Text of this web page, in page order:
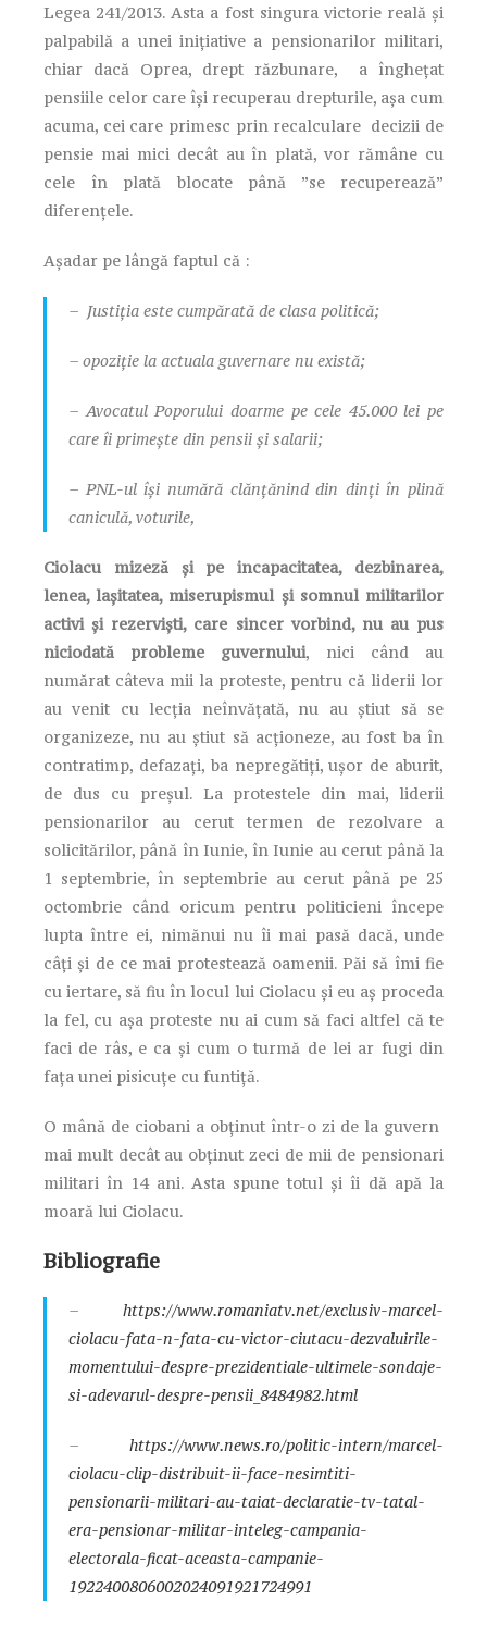
Legea 241/2013. Asta a fost singura victorie reală și
palpabilă a unei inițiative a pensionarilor militari,
chiar dacă Oprea, drept răzbunare, a înghețat
pensiile celor care își recuperau drepturile, așa cum
acuma, cei care primesc prin recalculare decizii de
pensie mai mici decât au în plată, vor rămâne cu
cele în plată blocate până ”se recuperează”
diferențele.
Așadar pe lângă faptul că :
– Justiția este cumpărată de clasa politică;
– opoziție la actuala guvernare nu există;
– Avocatul Poporului doarme pe cele 45.000 lei pe
care îi primește din pensii și salarii;
– PNL-ul își numără clănțănind din dinți în plină
caniculă, voturile,
Ciolacu mizeză și pe incapacitatea, dezbinarea,
lenea, lașitatea, miserupismul și somnul militarilor
activi și rezerviști, care sincer vorbind, nu au pus
niciodată probleme guvernului, nici când au
numărat câteva mii la proteste, pentru că liderii lor
au venit cu lecția neînvățată, nu au știut să se
organizeze, nu au știut să acționeze, au fost ba în
contratimp, defazați, ba nepregătiți, ușor de aburit,
de dus cu preșul. La protestele din mai, liderii
pensionarilor au cerut termen de rezolvare a
solicitărilor, până în Iunie, în Iunie au cerut până la
1 septembrie, în septembrie au cerut până pe 25
octombrie când oricum pentru politicieni începe
lupta între ei, nimănui nu îi mai pasă dacă, unde
câți și de ce mai protestează oamenii. Păi să îmi fie
cu iertare, să fiu în locul lui Ciolacu și eu aș proceda
la fel, cu așa proteste nu ai cum să faci altfel că te
faci de râs, e ca și cum o turmă de lei ar fugi din
fața unei pisicuțe cu funtiță.
O mână de ciobani a obținut într-o zi de la guvern
mai mult decât au obținut zeci de mii de pensionari
militari în 14 ani. Asta spune totul și îi dă apă la
moară lui Ciolacu.
Bibliografie
– https://www.romaniatv.net/exclusiv-marcel-
ciolacu-fata-n-fata-cu-victor-ciutacu-dezvaluirile-
momentului-despre-prezidentiale-ultimele-sondaje-
si-adevarul-despre-pensii_8484982.html
– https://www.news.ro/politic-intern/marcel-
ciolacu-clip-distribuit-ii-face-nesimtiti-
pensionarii-militari-au-taiat-declaratie-tv-tatal-
era-pensionar-militar-inteleg-campania-
electorala-ficat-aceasta-campanie-
1922400806002024091921724991